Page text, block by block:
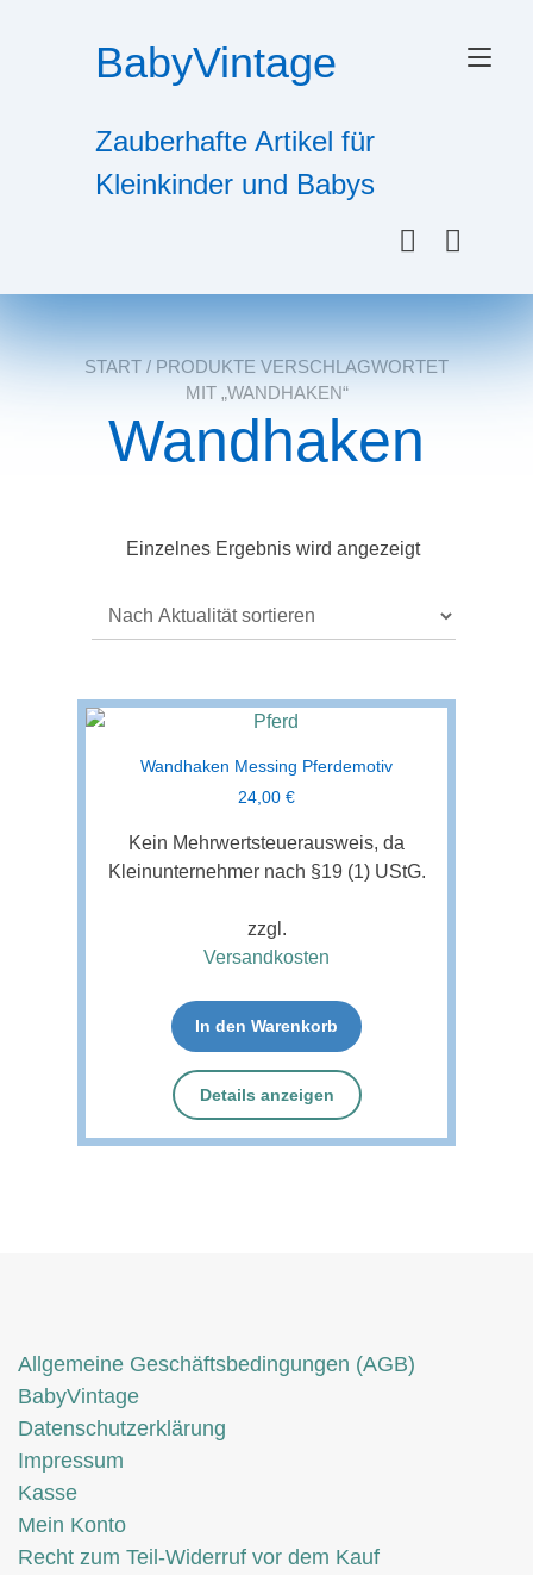
BabyVintage
Zauberhafte Artikel für
Kleinkinder und Babys
START / PRODUKTE VERSCHLAGWORTET
MIT „WANDHAKEN“
Wandhaken
Einzelnes Ergebnis wird angezeigt
Wandhaken Messing Pferdemotiv
24,00 €
Kein Mehrwertsteuerausweis, da
Kleinunternehmer nach §19 (1) UStG.
zzgl.
Versandkosten
In den Warenkorb
Details anzeigen
Allgemeine Geschäftsbedingungen (AGB)
BabyVintage
Datenschutzerklärung
Impressum
Kasse
Mein Konto
Recht zum Teil-Widerruf vor dem Kauf